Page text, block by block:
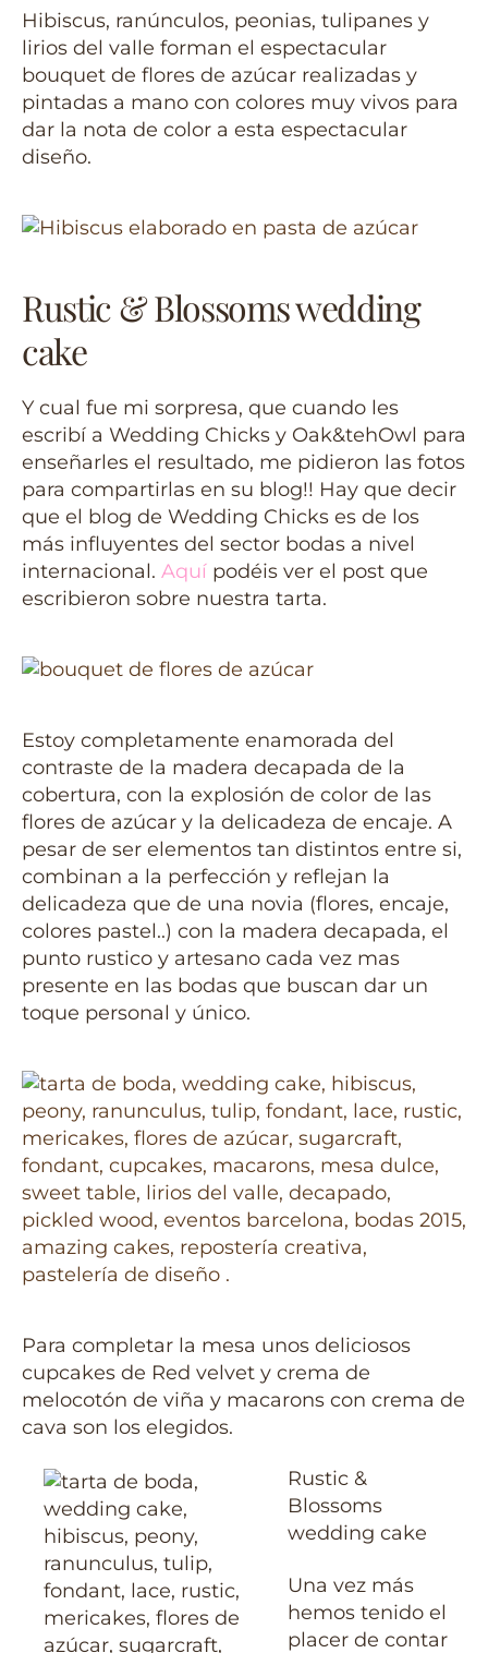
Hibiscus, ranúnculos, peonias, tulipanes y
lirios del valle forman el espectacular
bouquet de flores de azúcar realizadas y
pintadas a mano con colores muy vivos para
dar la nota de color a esta espectacular
diseño.
Rustic & Blossoms wedding
cake
Y cual fue mi sorpresa, que cuando les
escribí a Wedding Chicks y Oak&tehOwl para
enseñarles el resultado, me pidieron las fotos
para compartirlas en su blog!! Hay que decir
que el blog de Wedding Chicks es de los
más influyentes del sector bodas a nivel
internacional. Aquí podéis ver el post que
escribieron sobre nuestra tarta.
Estoy completamente enamorada del
contraste de la madera decapada de la
cobertura, con la explosión de color de las
flores de azúcar y la delicadeza de encaje. A
pesar de ser elementos tan distintos entre si,
combinan a la perfección y reflejan la
delicadeza que de una novia (flores, encaje,
colores pastel..) con la madera decapada, el
punto rustico y artesano cada vez mas
presente en las bodas que buscan dar un
toque personal y único.
Para completar la mesa unos deliciosos
cupcakes de Red velvet y crema de
melocotón de viña y macarons con crema de
cava son los elegidos.
Rustic &
Blossoms
wedding cake
Una vez más
hemos tenido el
placer de contar